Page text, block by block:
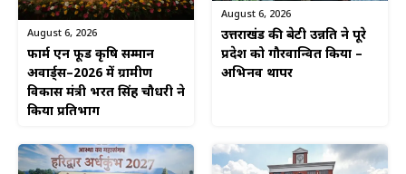
August 6, 2026
फार्म एन फूड कृषि सम्मान
अवार्ड्स–2026 में ग्रामीण
विकास मंत्री भरत सिंह चौधरी ने
किया प्रतिभाग
August 6, 2026
उत्तराखंड की बेटी उन्नति ने पूरे
प्रदेश को गौरवान्वित किया –
अभिनव थापर